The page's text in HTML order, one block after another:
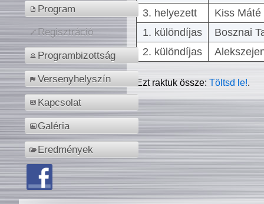
Program
Regisztráció
Programbizottság
Versenyhelyszín
Kapcsolat
Galéria
Eredmények
3. helyezett
Kiss
1. különdíjas
Bosznai
2. különdíjas
Ezt raktuk össze:Töltsd le!.